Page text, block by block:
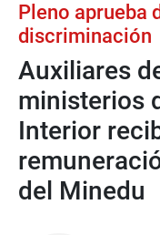
Pleno aprueba
discriminación
Auxiliares
ministerios
Interior
del Minedu